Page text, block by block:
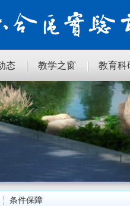
态 教学之窗 教育科
条件保障